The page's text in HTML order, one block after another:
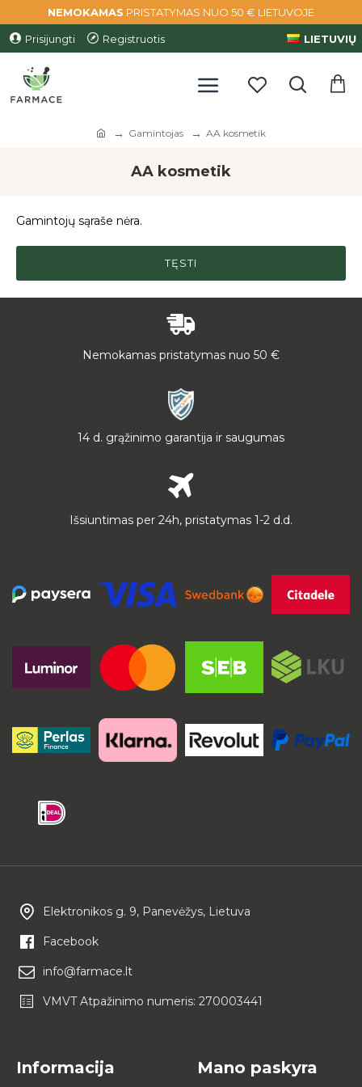
NEMOKAMAS PRISTATYMAS NUO 50 € LIETUVOJE
Prisijungti Registruotis LIETUVIŲ
Gamintojas AA kosmetik
AA kosmetik
Gamintojų sąraše nėra.
TĘSTI
Nemokamas pristatymas nuo 50 €
14 d. grąžinimo garantija ir saugumas
Išsiuntimas per 24h, pristatymas 1-2 d.d.
Elektronikos g. 9, Panevėžys, Lietuva
Facebook
info@farmace.lt
VMVT Atpažinimo numeris: 270003441
Informacija Mano paskyra